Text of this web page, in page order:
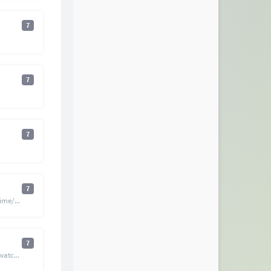
7
7
7
7
https://www.bilibili.com/anime/?spm_id_from=666.7.b_7072696d6172794368616e6e656c4d656e75.8
7
https://www.youtube.com/watch?v=dN6s9_3Wh8U